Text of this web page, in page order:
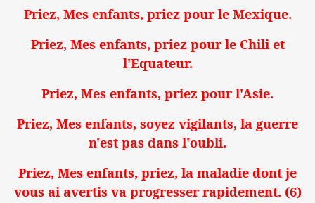
Priez, Mes enfants, priez pour le Mexique.
Priez, Mes enfants, priez pour le Chili et
l'Equateur.
Priez, Mes enfants, priez pour l'Asie.
Priez, Mes enfants, soyez vigilants, la guerre
n'est pas dans l'oubli.
Priez, Mes enfants, priez, la maladie dont je
vous ai avertis va progresser rapidement. (6)